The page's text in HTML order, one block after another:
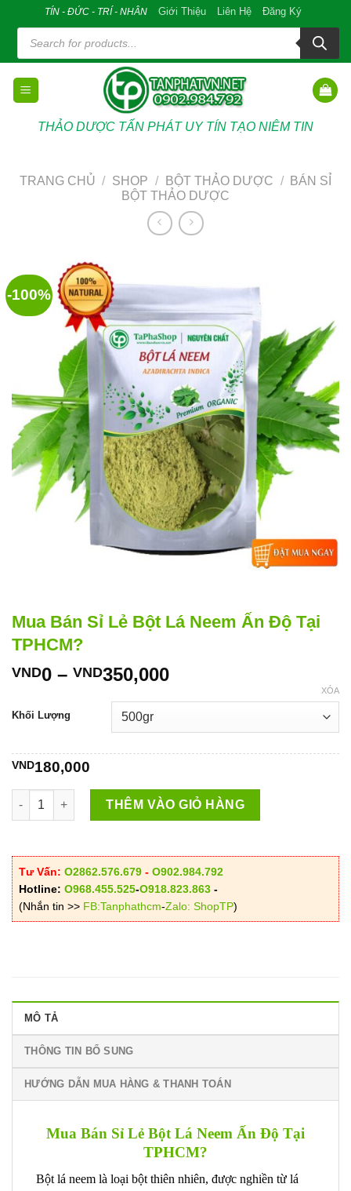
content
TÍN - ĐỨC - TRÍ - NHÂN Giới Thiệu Liên Hệ Đăng Ký
Tìm
kiếm
sản
phẩm
THẢO DƯỢC TẤN PHÁT UY TÍN TẠO NIÊM TIN
TRANG CHỦ / SHOP / BỘT THẢO DƯỢC /
BÁN SỈ
BỘT THẢO DƯỢC
-100%
Mua Bán Sỉ Lẻ Bột Lá Neem Ấn Độ Tại
TPHCM?
VND0 – VND350,000Khoảng
VND0
đến
Khối Lượng
XÓA
VND180,000
Mua Bán Sỉ Lẻ Bột Lá Neem Ấn Độ Tại TPHCM? số lượng
THÊM VÀO GIỎ HÀNG
Tư Vấn: O2862.576.679 - O902.984.792
Hotline: O968.455.525-O918.823.863 -
(Nhắn tin >> FB:Tanphathcm-Zalo: ShopTP)
MÔ TẢ
THÔNG TIN BỔ SUNG
HƯỚNG DẪN MUA HÀNG & THANH TOÁN
Mua Bán Sỉ Lẻ Bột Lá Neem Ấn Độ Tại
TPHCM?
Bột lá neem là loại bột thiên nhiên, được nghiền từ lá